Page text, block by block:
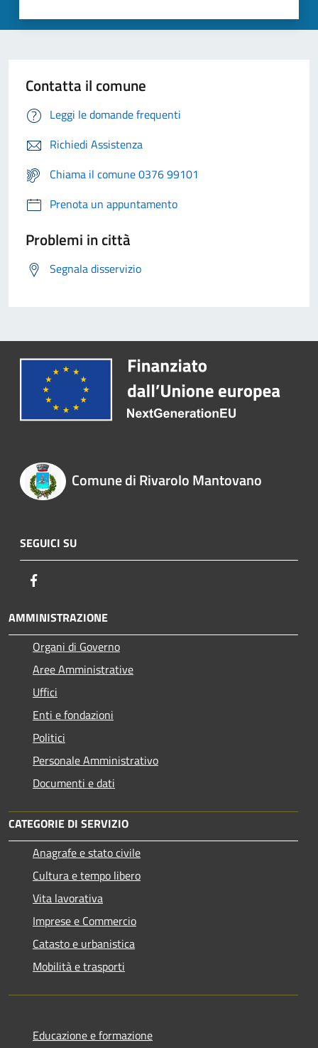
Contatta il comune
Leggi le domande frequenti
Richiedi Assistenza
Chiama il comune 0376 99101
Prenota un appuntamento
Problemi in città
Segnala disservizio
Comune di Rivarolo Mantovano
SEGUICI SU
AMMINISTRAZIONE
Organi di Governo
Aree Amministrative
Uffici
Enti e fondazioni
Politici
Personale Amministrativo
Documenti e dati
CATEGORIE DI SERVIZIO
Anagrafe e stato civile
Cultura e tempo libero
Vita lavorativa
Imprese e Commercio
Catasto e urbanistica
Mobilità e trasporti
Educazione e formazione